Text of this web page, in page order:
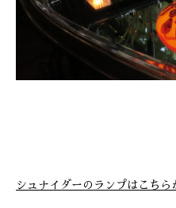
シュナイダーのランプはこちら